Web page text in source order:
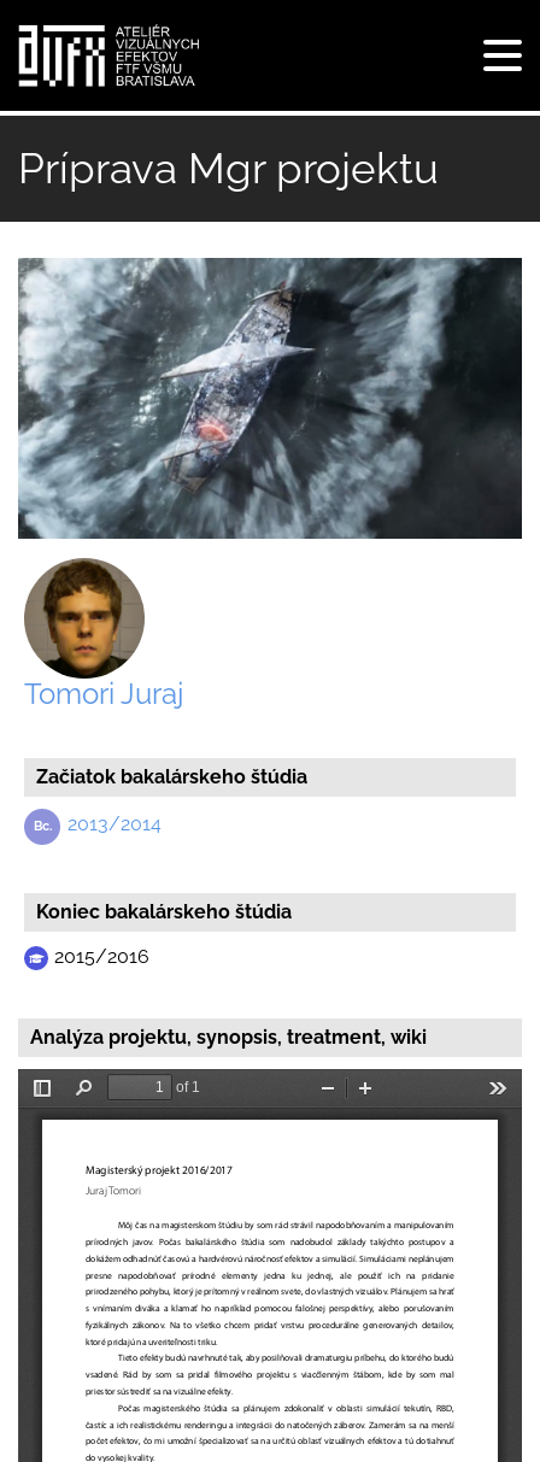
hlavný
Príprava Mgr projektu
Tomori Juraj
Začiatok bakalárskeho štúdia
2013/2014
Koniec bakalárskeho štúdia
2015/2016
Analýza projektu, synopsis, treatment, wiki